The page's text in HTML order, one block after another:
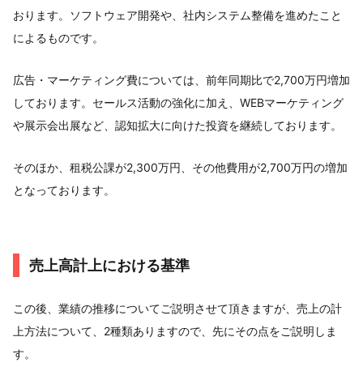
おります。ソフトウェア開発や、社内システム整備を進めたこと
によるものです。
広告・マーケティング費については、前年同期比で2,700万円増加
しております。セールス活動の強化に加え、WEBマーケティング
や展示会出展など、認知拡大に向けた投資を継続しております。
そのほか、租税公課が2,300万円、その他費用が2,700万円の増加
となっております。
売上高計上における基準
この後、業績の推移についてご説明させて頂きますが、売上の計
上方法について、2種類ありますので、先にその点をご説明しま
す。